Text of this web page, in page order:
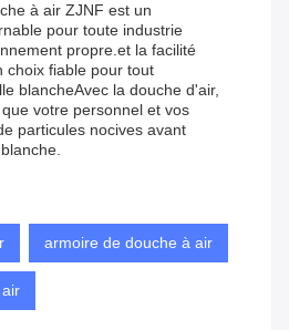
à air ZJNF est un
pour toute industrie
propre.et la facilité
choix fiable pour tout
blancheAvec la douche d'air,
votre personnel et vos
particules nocives avant
armoire de douche à air